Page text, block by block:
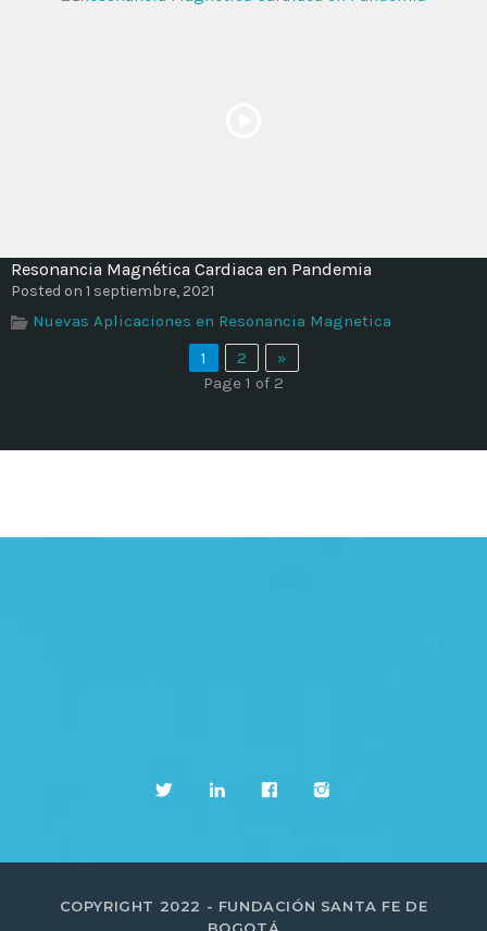
Resonancia Magnética Cardiaca en Pandemia
Posted on 1 septiembre, 2021
Nuevas Aplicaciones en Resonancia Magnetica
1
2
»
Page 1 of 2
COPYRIGHT 2022 - FUNDACIÓN SANTA FE DE